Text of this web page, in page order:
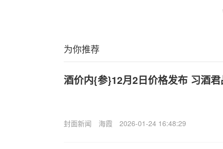
为你推荐
酒价内{参}12月2日价格发布 习酒
封面新闻 海霞 2026-01-24 16:48:29